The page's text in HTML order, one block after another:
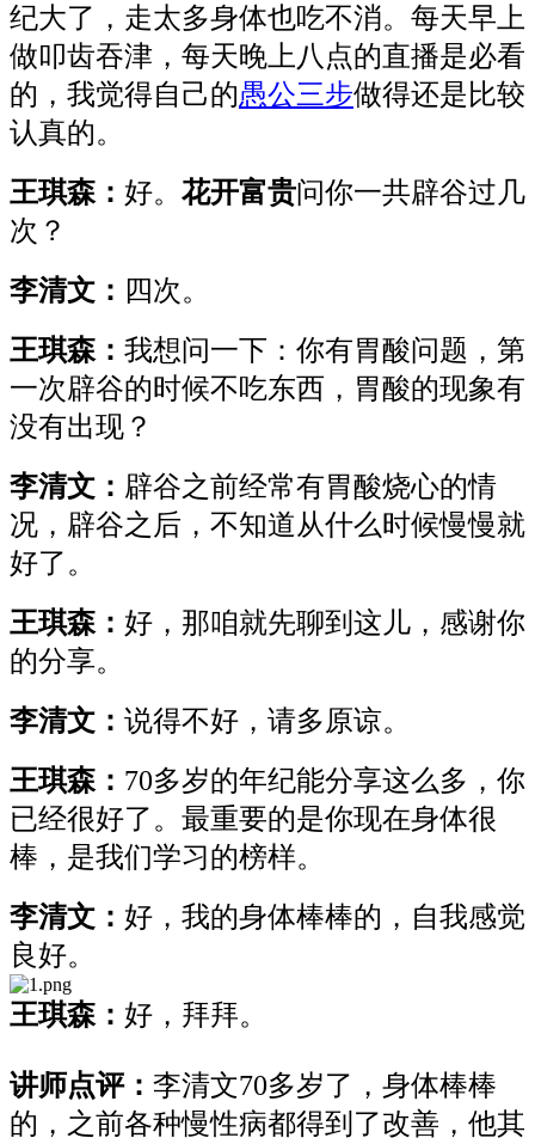
纪大了，走太多身体也吃不消。每天早上
做叩齿吞津，每天晚上八点的直播是必看
的，我觉得自己的愚公三步做得还是比较
认真的。
王琪森： 好。 花开富贵问你一共辟谷过几
次？
李清文： 四次。
王琪森： 我想问一下：你有胃酸问题，第
一次辟谷的时候不吃东西，胃酸的现象有
没有出现？
李清文： 辟谷之前经常有胃酸烧心的情
况，辟谷之后，不知道从什么时候慢慢就
好了。
王琪森： 好，那咱就先聊到这儿，感谢你
的分享。
李清文： 说得不好，请多原谅。
王琪森： 70多岁的年纪能分享这么多，你
已经很好了。最重要的是你现在身体很
棒，是我们学习的榜样。
李清文： 好，我的身体棒棒的，自我感觉
良好。
王琪森： 好，拜拜。
讲师点评： 李清文70多岁了，身体棒棒
的，之前各种慢性病都得到了改善，他其